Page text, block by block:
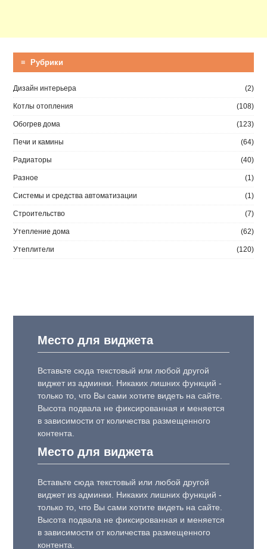
≡ Рубрики
Дизайн интерьера (2)
Котлы отопления (108)
Обогрев дома (123)
Печи и камины (64)
Радиаторы (40)
Разное (1)
Системы и средства автоматизации (1)
Строительство (7)
Утепление дома (62)
Утеплители (120)
Место для виджета
Вставьте сюда текстовый или любой другой
виджет из админки. Никаких лишних функций -
только то, что Вы сами хотите видеть на сайте.
Высота подвала не фиксированная и меняется
в зависимости от количества размещенного
контента.
Место для виджета
Вставьте сюда текстовый или любой другой
виджет из админки. Никаких лишних функций -
только то, что Вы сами хотите видеть на сайте.
Высота подвала не фиксированная и меняется
в зависимости от количества размещенного
контента.